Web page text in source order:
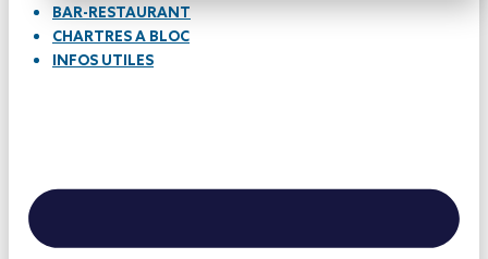
BAR-RESTAURANT
CHARTRES A BLOC
INFOS UTILES